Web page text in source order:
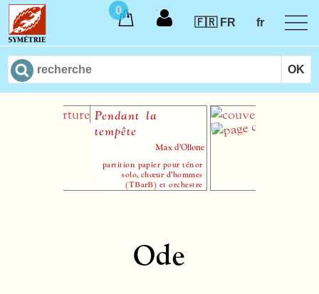
0
🇫🇷 FR
fr
Pendant la
tempête
Max d’Ollone
partition papier pour ténor
solo, chœur d’hommes
(TBarB) et orchestre
Ode